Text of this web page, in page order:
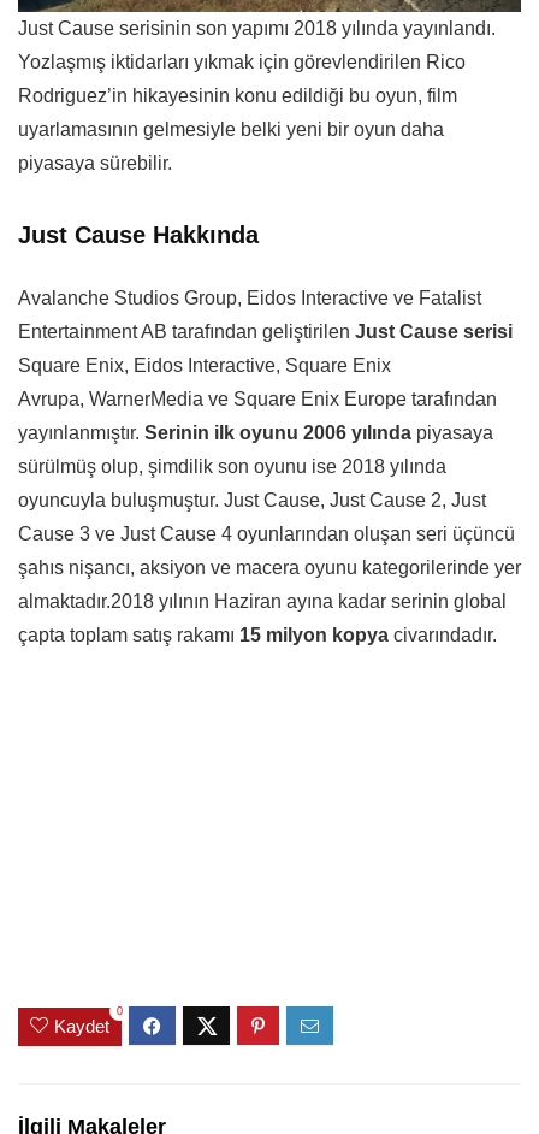
Just Cause serisinin son yapımı 2018 yılında yayınlandı.
Yozlaşmış iktidarları yıkmak için görevlendirilen Rico
Rodriguez’in hikayesinin konu edildiği bu oyun, film
uyarlamasının gelmesiyle belki yeni bir oyun daha
piyasaya sürebilir.
Just Cause Hakkında
Avalanche Studios Group, Eidos Interactive ve Fatalist
Entertainment AB tarafından geliştirilen Just Cause serisi
Square Enix, Eidos Interactive, Square Enix
Avrupa, WarnerMedia ve Square Enix Europe tarafından
yayınlanmıştır. Serinin ilk oyunu 2006 yılında piyasaya
sürülmüş olup, şimdilik son oyunu ise 2018 yılında
oyuncuyla buluşmuştur. Just Cause, Just Cause 2, Just
Cause 3 ve Just Cause 4 oyunlarından oluşan seri üçüncü
şahıs nişancı, aksiyon ve macera oyunu kategorilerinde yer
almaktadır.2018 yılının Haziran ayına kadar serinin global
çapta toplam satış rakamı 15 milyon kopya civarındadır.
Kaydet
0
İlgili Makaleler